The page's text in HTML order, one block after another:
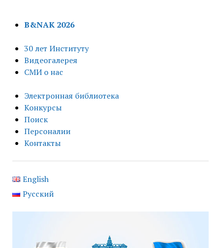
B&NAK 2026
30 лет Институту
Видеогалерея
СМИ о нас
Электронная библиотека
Конкурсы
Поиск
Персоналии
Контакты
English
Русский